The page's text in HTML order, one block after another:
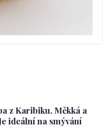
z Karibiku. Měkká a
ideální na smývání